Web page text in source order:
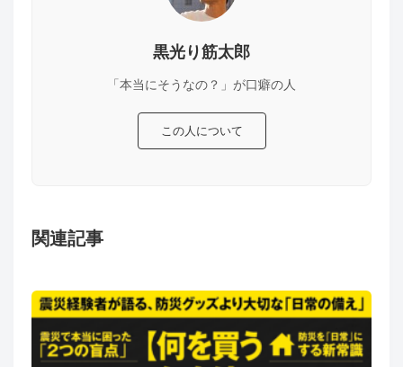
黒光り筋太郎
「本当にそうなの？」が口癖の人
この人について
関連記事